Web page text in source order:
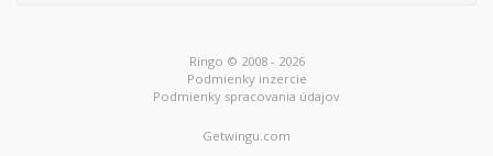
Ringo © 2008 - 2026
Podmienky inzercie
Podmienky spracovania údajov
Getwingu.com